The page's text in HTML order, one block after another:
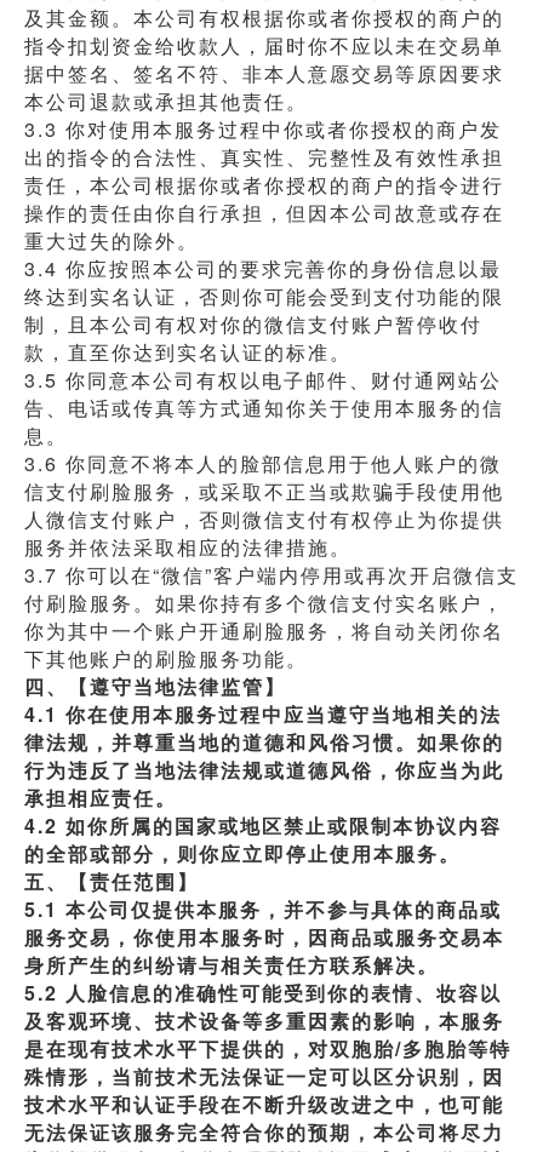
及其金额。本公司有权根据你或者你授权的商户的
指令扣划资金给收款人，届时你不应以未在交易单
据中签名、签名不符、非本人意愿交易等原因要求
本公司退款或承担其他责任。
3.3 你对使用本服务过程中你或者你授权的商户发
出的指令的合法性、真实性、完整性及有效性承担
责任，本公司根据你或者你授权的商户的指令进行
操作的责任由你自行承担，但因本公司故意或存在
重大过失的除外。
3.4 你应按照本公司的要求完善你的身份信息以最
终达到实名认证，否则你可能会受到支付功能的限
制，且本公司有权对你的微信支付账户暂停收付
款，直至你达到实名认证的标准。
3.5 你同意本公司有权以电子邮件、财付通网站公
告、电话或传真等方式通知你关于使用本服务的信
息。
3.6 你同意不将本人的脸部信息用于他人账户的微
信支付刷脸服务，或采取不正当或欺骗手段使用他
人微信支付账户，否则微信支付有权停止为你提供
服务并依法采取相应的法律措施。
3.7 你可以在“微信”客户端内停用或再次开启微信支
付刷脸服务。如果你持有多个微信支付实名账户，
你为其中一个账户开通刷脸服务，将自动关闭你名
下其他账户的刷脸服务功能。
四、【遵守当地法律监管】
4.1 你在使用本服务过程中应当遵守当地相关的法
律法规，并尊重当地的道德和风俗习惯。如果你的
行为违反了当地法律法规或道德风俗，你应当为此
承担相应责任。
4.2 如你所属的国家或地区禁止或限制本协议内容
的全部或部分，则你应立即停止使用本服务。
五、【责任范围】
5.1 本公司仅提供本服务，并不参与具体的商品或
服务交易，你使用本服务时，因商品或服务交易本
身所产生的纠纷请与相关责任方联系解决。
5.2 人脸信息的准确性可能受到你的表情、妆容以
及客观环境、技术设备等多重因素的影响，本服务
是在现有技术水平下提供的，对双胞胎/多胞胎等特
殊情形，当前技术无法保证一定可以区分识别，因
技术水平和认证手段在不断升级改进之中，也可能
无法保证该服务完全符合你的预期，本公司将尽力